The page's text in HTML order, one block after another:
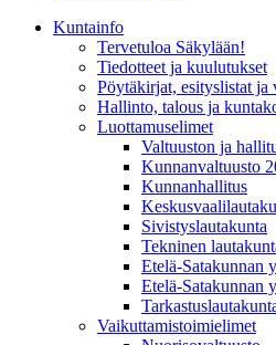
Kunta­info
Tervetuloa Säkylään!
Tiedotteet ja kuulutukset
Pöytäkirjat, esityslistat ja
Hallinto, talous ja
Luottamuselimet
Valtuuston ja
Kunnanvaltuusto
Kunnanhallitus
Sivistyslautakunta
Tekninen
Etelä-Satakunnan
Etelä-Satakunnan
Vaikuttamistoimielimet